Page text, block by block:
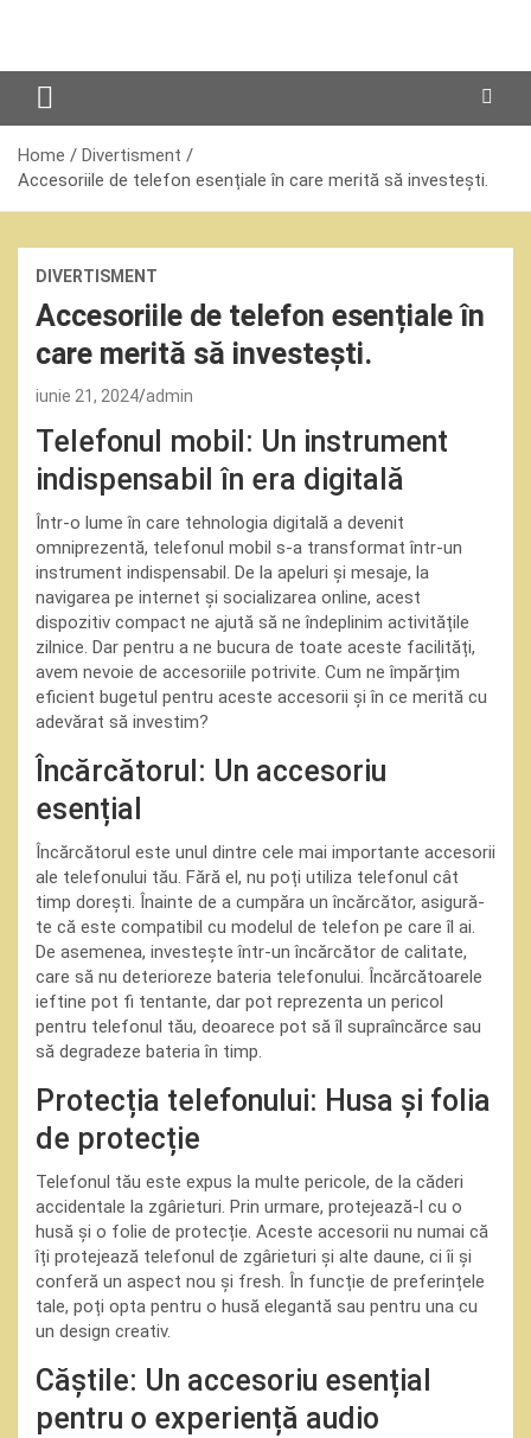
Home
Divertisment
Accesoriile de telefon esențiale în care merită să investești.
DIVERTISMENT
Accesoriile de telefon esențiale în
care merită să investești.
iunie 21, 2024 admin
Telefonul mobil: Un instrument
indispensabil în era digitală
Într-o lume în care tehnologia digitală a devenit
omniprezentă, telefonul mobil s-a transformat într-un
instrument indispensabil. De la apeluri și mesaje, la
navigarea pe internet și socializarea online, acest
dispozitiv compact ne ajută să ne îndeplinim activitățile
zilnice. Dar pentru a ne bucura de toate aceste facilități,
avem nevoie de accesoriile potrivite. Cum ne împărțim
eficient bugetul pentru aceste accesorii și în ce merită cu
adevărat să investim?
Încărcătorul: Un accesoriu
esențial
Încărcătorul este unul dintre cele mai importante accesorii
ale telefonului tău. Fără el, nu poți utiliza telefonul cât
timp dorești. Înainte de a cumpăra un încărcător, asigură-
te că este compatibil cu modelul de telefon pe care îl ai.
De asemenea, investește într-un încărcător de calitate,
care să nu deterioreze bateria telefonului. Încărcătoarele
ieftine pot fi tentante, dar pot reprezenta un pericol
pentru telefonul tău, deoarece pot să îl supraîncărce sau
să degradeze bateria în timp.
Protecția telefonului: Husa și folia
de protecție
Telefonul tău este expus la multe pericole, de la căderi
accidentale la zgârieturi. Prin urmare, protejează-l cu o
husă și o folie de protecție. Aceste accesorii nu numai că
îți protejează telefonul de zgârieturi și alte daune, ci îi și
conferă un aspect nou și fresh. În funcție de preferințele
tale, poți opta pentru o husă elegantă sau pentru una cu
un design creativ.
Căștile: Un accesoriu esențial
pentru o experiență audio